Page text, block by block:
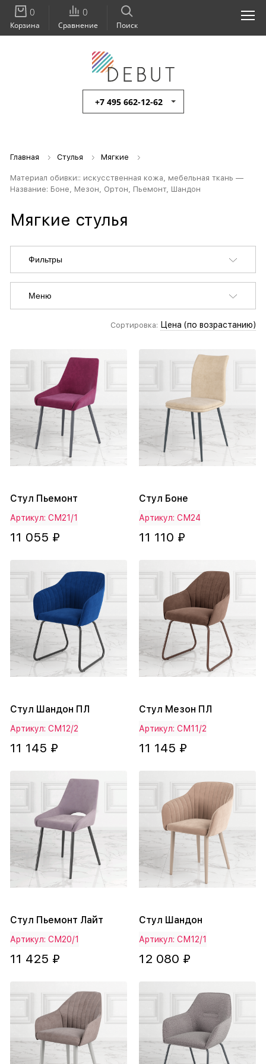
+7 495 662-12-62
Поиск
0
Сравнение
0
Корзина
Главная Стулья Мягкие
Материал обивки:: искусственная кожа, мебельная ткань —
Название: Боне, Мезон, Ортон, Пьемонт, Шандон
Мягкие стулья
Фильтры
Меню
Сортировка: Цена (по возрастанию)
Стул Пьемонт
Артикул: СМ21/1
11 055 ₽
Стул Боне
Артикул: СМ24
11 110 ₽
Стул Шандон ПЛ
Артикул: СМ12/2
11 145 ₽
Стул Мезон ПЛ
Артикул: СМ11/2
11 145 ₽
Стул Пьемонт Лайт
Артикул: СМ20/1
11 425 ₽
Стул Шандон
Артикул: СМ12/1
12 080 ₽